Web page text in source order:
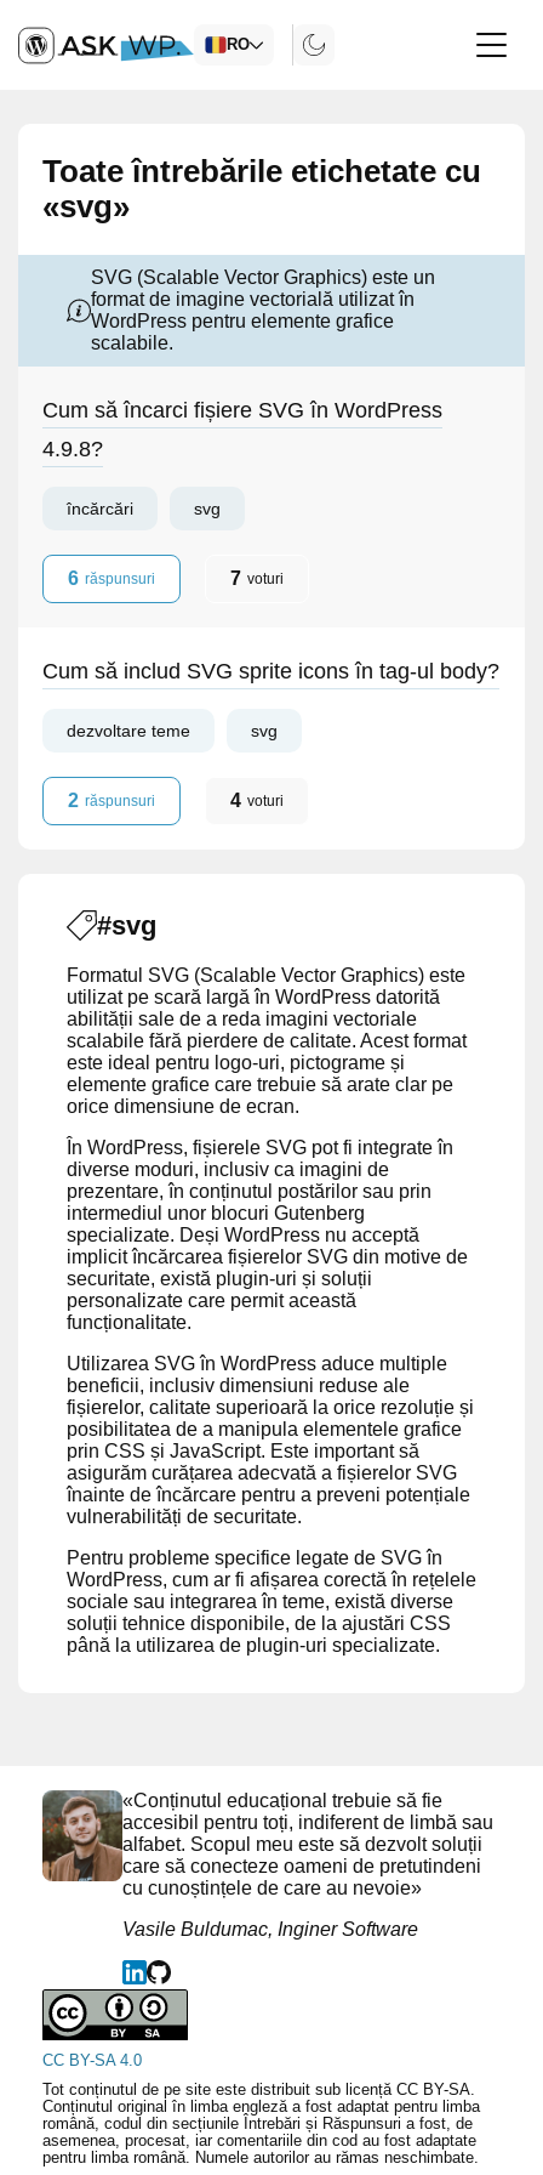
RO
Toate întrebările etichetate cu
«svg»
SVG (Scalable Vector Graphics) este un
format de imagine vectorială utilizat în
WordPress pentru elemente grafice
scalabile.
Cum să încarci fișiere SVG în WordPress
4.9.8?
încărcări svg
6 răspunsuri 7 voturi
Cum să includ SVG sprite icons în tag-ul body?
dezvoltare teme svg
2 răspunsuri 4 voturi
#svg
Formatul SVG (Scalable Vector Graphics) este
utilizat pe scară largă în WordPress datorită
abilității sale de a reda imagini vectoriale
scalabile fără pierdere de calitate. Acest format
este ideal pentru logo-uri, pictograme și
elemente grafice care trebuie să arate clar pe
orice dimensiune de ecran.
În WordPress, fișierele SVG pot fi integrate în
diverse moduri, inclusiv ca imagini de
prezentare, în conținutul postărilor sau prin
intermediul unor blocuri Gutenberg
specializate. Deși WordPress nu acceptă
implicit încărcarea fișierelor SVG din motive de
securitate, există plugin-uri și soluții
personalizate care permit această
funcționalitate.
Utilizarea SVG în WordPress aduce multiple
beneficii, inclusiv dimensiuni reduse ale
fișierelor, calitate superioară la orice rezoluție și
posibilitatea de a manipula elementele grafice
prin CSS și JavaScript. Este important să
asigurăm curățarea adecvată a fișierelor SVG
înainte de încărcare pentru a preveni potențiale
vulnerabilități de securitate.
Pentru probleme specifice legate de SVG în
WordPress, cum ar fi afișarea corectă în rețelele
sociale sau integrarea în teme, există diverse
soluții tehnice disponibile, de la ajustări CSS
până la utilizarea de plugin-uri specializate.
«Conținutul educațional trebuie să fie
accesibil pentru toți, indiferent de limbă sau
alfabet. Scopul meu este să dezvolt soluții
care să conecteze oameni de pretutindeni
cu cunoștințele de care au nevoie»
Vasile Buldumac, Inginer Software
CC BY-SA 4.0
Tot conținutul de pe site este distribuit sub licență CC BY-SA.
Conținutul original în limba engleză a fost adaptat pentru limba
română, codul din secțiunile Întrebări și Răspunsuri a fost, de
asemenea, procesat, iar comentariile din cod au fost adaptate
pentru limba română. Numele autorilor au rămas neschimbate.